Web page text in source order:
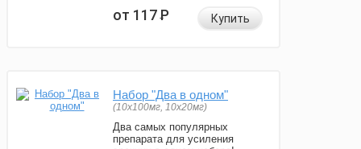
от 117Р Купить
Набор "Два в одном"
(10x100мг, 10x20мг)
Два самых популярных
препарата для усиления